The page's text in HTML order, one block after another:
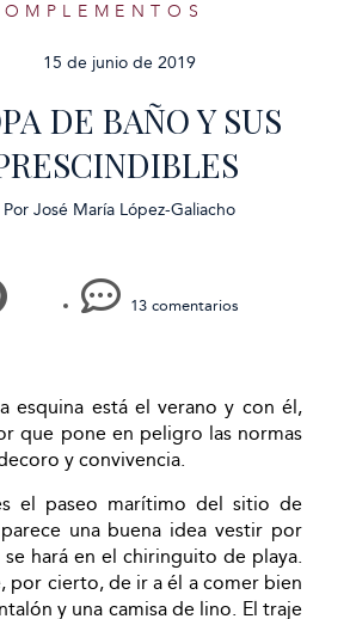
15 de junio de 2019
DE BAÑO Y SUS
Por José María López-Galiacho
13 comentarios
esquina está el verano y con él,
que pone en peligro las normas
y convivencia.
el paseo marítimo del sitio de
una buena idea vestir por
hará en el chiringuito de playa.
por cierto, de ir a él a comer bien
y una camisa de lino. El traje